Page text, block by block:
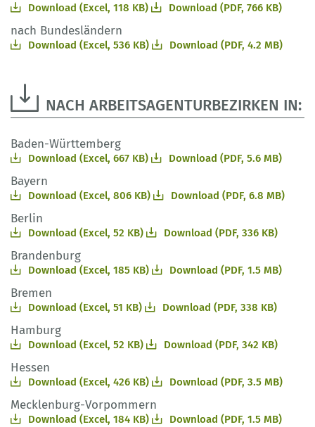
Download (Excel, 118 KB) Download (PDF, 766 KB)
nach Bundesländern
Download (Excel, 536 KB) Download (PDF, 4.2 MB)
NACH ARBEITSAGENTURBEZIRKEN IN:
Baden-Württemberg
Download (Excel, 667 KB) Download (PDF, 5.6 MB)
Bayern
Download (Excel, 806 KB) Download (PDF, 6.8 MB)
Berlin
Download (Excel, 52 KB) Download (PDF, 336 KB)
Brandenburg
Download (Excel, 185 KB) Download (PDF, 1.5 MB)
Bremen
Download (Excel, 51 KB) Download (PDF, 338 KB)
Hamburg
Download (Excel, 52 KB) Download (PDF, 342 KB)
Hessen
Download (Excel, 426 KB) Download (PDF, 3.5 MB)
Mecklenburg-Vorpommern
Download (Excel, 184 KB) Download (PDF, 1.5 MB)